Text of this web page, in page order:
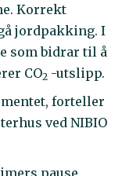
Korrekt
jordpakking. I
som bidrar til å
CO2 -utslipp.
forteller
ved NIBIO
pause.